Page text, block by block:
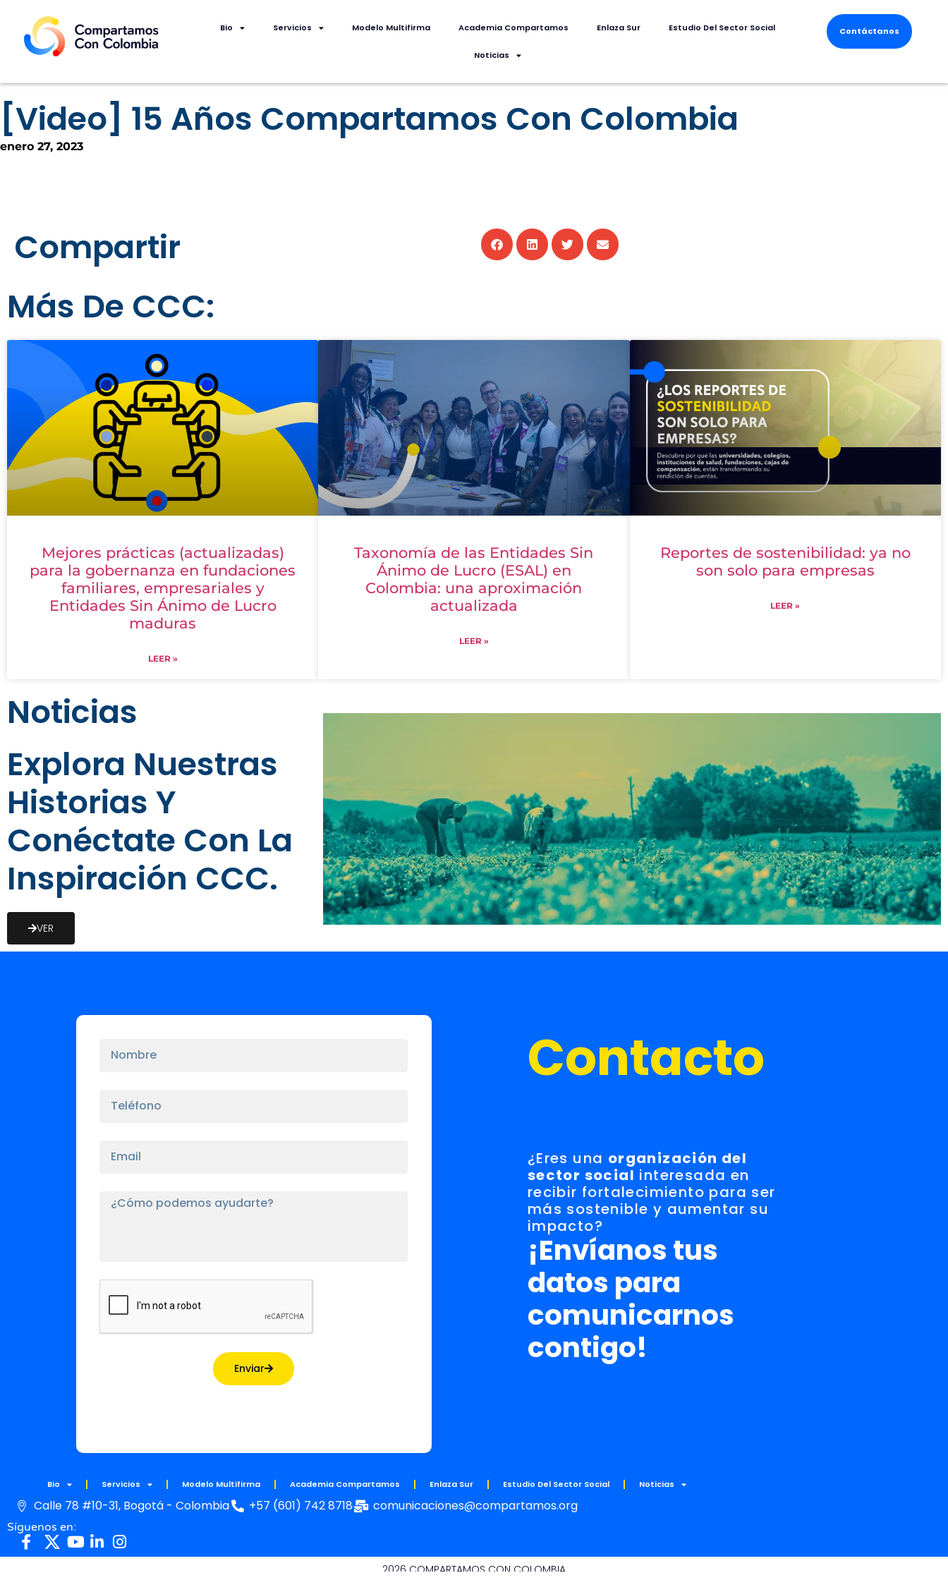
Contáctanos
Bio Servicios Modelo Multifirma Academia Compartamos Enlaza Sur Estudio Del Sector Social
Noticias
[Video] 15 Años Compartamos Con Colombia
enero 27, 2023
Compartir
Más De CCC:
Mejores prácticas (actualizadas)
para la gobernanza en fundaciones
familiares, empresariales y
Entidades Sin Ánimo de Lucro
maduras
LEER »
Taxonomía de las Entidades Sin
Ánimo de Lucro (ESAL) en
Colombia: una aproximación
actualizada
LEER »
Reportes de sostenibilidad: ya no
son solo para empresas
LEER »
Noticias
Explora Nuestras
Historias Y
Conéctate Con La
Inspiración CCC.
VER
Enviar
Contacto
¿Eres una organización del
sector social interesada en
recibir fortalecimiento para ser
más sostenible y aumentar su
impacto?
¡Envíanos tus
datos para
comunicarnos
contigo!
Bio Servicios Modelo Multifirma Academia Compartamos Enlaza Sur Estudio Del Sector Social Noticias
Calle 78 #10-31, Bogotá - Colombia +57 (601) 742 8718 comunicaciones@compartamos.org
Síguenos en:
2026 COMPARTAMOS CON COLOMBIA